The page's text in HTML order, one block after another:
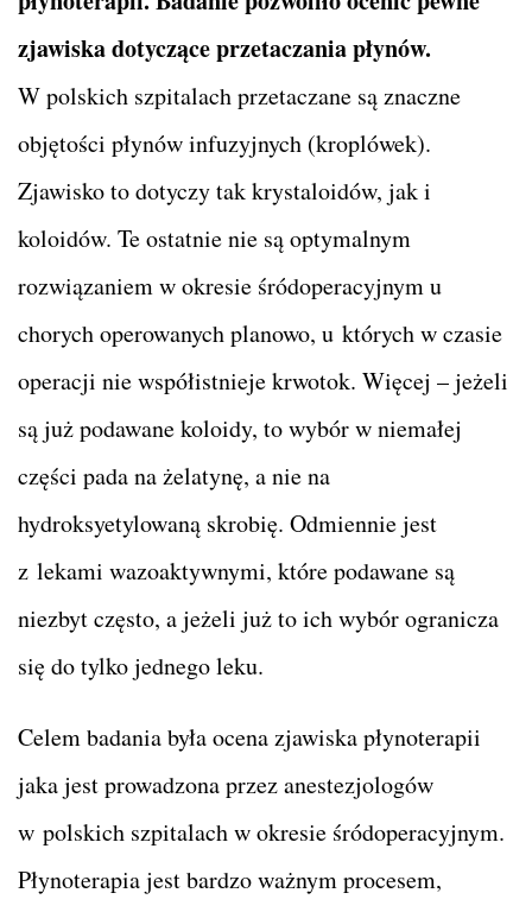
zjawiska dotyczące przetaczania płynów.
W polskich szpitalach przetaczane są znaczne
objętości płynów infuzyjnych (kroplówek).
Zjawisko to dotyczy tak krystaloidów, jak i
koloidów. Te ostatnie nie są optymalnym
rozwiązaniem w okresie śródoperacyjnym u
chorych operowanych planowo, u których w czasie
operacji nie współistnieje krwotok. Więcej – jeżeli
są już podawane koloidy, to wybór w niemałej
części pada na żelatynę, a nie na
hydroksyetylowaną skrobię. Odmiennie jest
z lekami wazoaktywnymi, które podawane są
niezbyt często, a jeżeli już to ich wybór ogranicza
się do tylko jednego leku.
Celem badania była ocena zjawiska płynoterapii
jaka jest prowadzona przez anestezjologów
w polskich szpitalach w okresie śródoperacyjnym.
Płynoterapia jest bardzo ważnym procesem,